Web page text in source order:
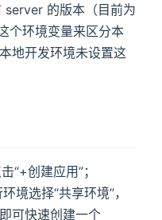
server 的版本（目前为
个环境变量来区分本
地开发环境未设置这
new window)
“+创建应用”；
境选择“共享环境”，
可快速创建一个